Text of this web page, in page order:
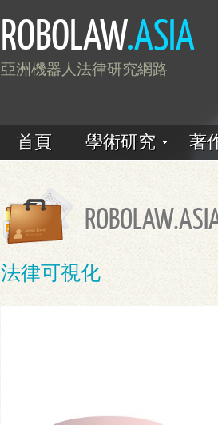
ROBOLAW.ASIA
亞洲機器人法律研究網路
首頁 學術研究 著
法律可視化